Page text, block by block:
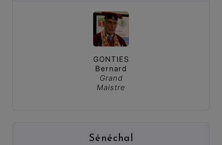
GONTIES
Bernard
Grand
Maistre
Sénéchal